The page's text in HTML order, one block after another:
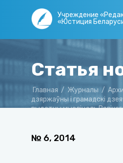
Учреждение
«Юстиция
Статья
Главная / Журналы /
дзяржаўны i грамадскі
выдатны мысліцель
№ 6, 2014